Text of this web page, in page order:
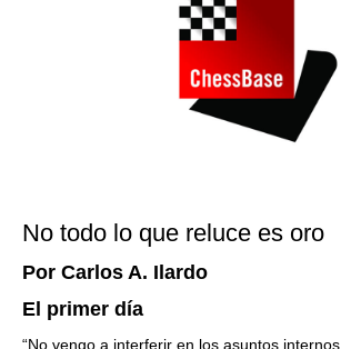
No todo lo que reluce es oro
Por Carlos A. Ilardo
El primer día
“No vengo a interferir en los asuntos